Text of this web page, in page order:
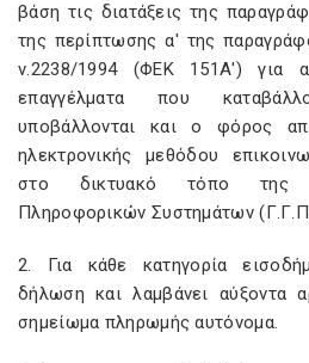
βάση τις διατάξεις της
της περίπτωσης α' της
ν.2238/1994 (ΦΕΚ 151Α') για
επαγγέλματα που
υποβάλλονται και ο φόρος
ηλεκτρονικής μεθόδου
στο δικτυακό τόπο της
Πληροφορικών Συστημάτων
2. Για κάθε κατηγορία
δήλωση και λαμβάνει αύξοντα
σημείωμα πληρωμής αυτόνομα.